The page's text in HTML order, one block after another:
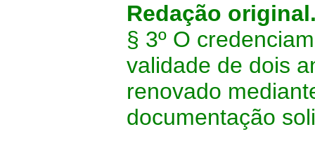
Redação
§ 3º O
validade de dois
renovado
documentação